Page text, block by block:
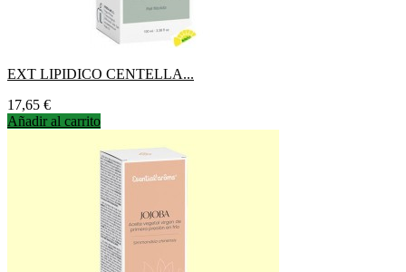
EXT LIPIDICO CENTELLA...
Precio
17,65 €
Añadir al carrito